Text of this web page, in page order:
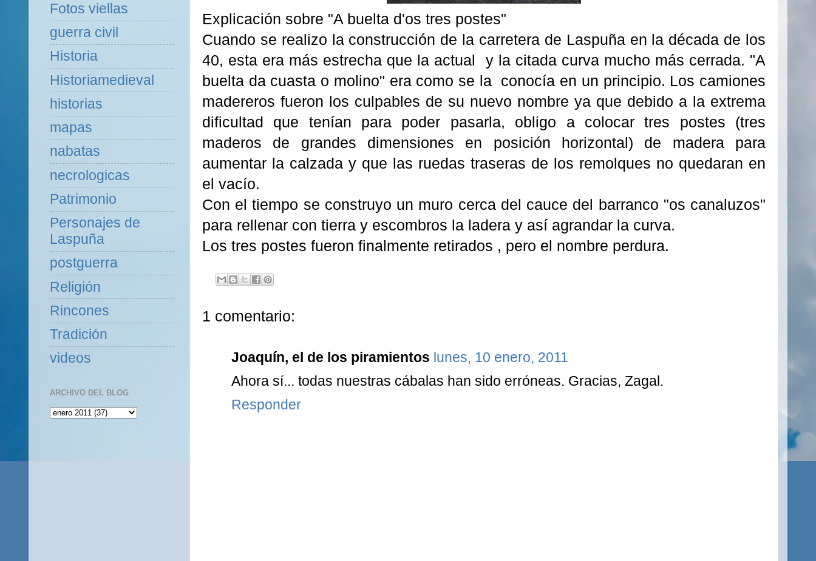
Explicación sobre "A buelta d'os tres postes"
Cuando se realizo la construcción de la carretera de Laspuña en la década de los
40, esta era más estrecha que la actual y la citada curva mucho más cerrada. "A
buelta da cuasta o molino" era como se la conocía en un principio. Los camiones
madereros fueron los culpables de su nuevo nombre ya que debido a la extrema
dificultad que tenían para poder pasarla, obligo a colocar tres postes (tres
maderos de grandes dimensiones en posición horizontal) de madera para
aumentar la calzada y que las ruedas traseras de los remolques no quedaran en
el vacío.
Con el tiempo se construyo un muro cerca del cauce del barranco "os canaluzos"
para rellenar con tierra y escombros la ladera y así agrandar la curva.
Los tres postes fueron finalmente retirados , pero el nombre perdura.
1 comentario:
Joaquín, el de los piramientos lunes, 10 enero, 2011
Ahora sí... todas nuestras cábalas han sido erróneas. Gracias, Zagal.
Responder
Fotos viellas
guerra civil
Historia
Historiamedieval
historias
mapas
nabatas
necrologicas
Patrimonio
Personajes de
Laspuña
postguerra
Religión
Rincones
Tradición
videos
ARCHIVO DEL BLOG